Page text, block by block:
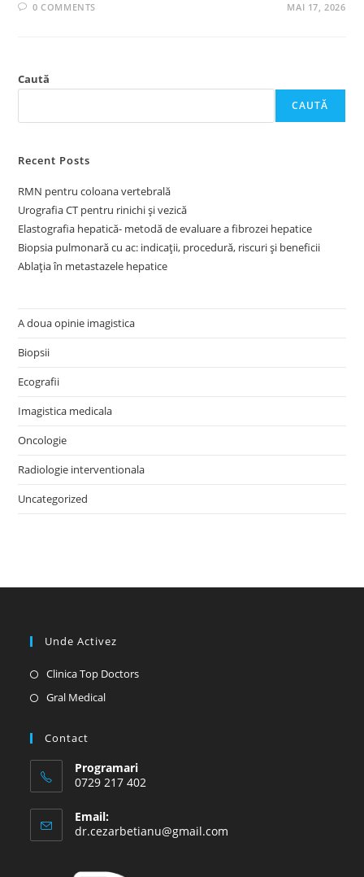
0 COMMENTS MAI 17, 2026
Caută
CAUTĂ
Recent Posts
RMN pentru coloana vertebrală
Urografia CT pentru rinichi și vezică
Elastografia hepatică- metodă de evaluare a fibrozei hepatice
Biopsia pulmonară cu ac: indicații, procedură, riscuri și beneficii
Ablația în metastazele hepatice
A doua opinie imagistica
Biopsii
Ecografii
Imagistica medicala
Oncologie
Radiologie interventionala
Uncategorized
Unde Activez
Clinica Top DoctorsOpens
Gral MedicalOpens
tab
Contact
Programari
0729 217 402
Email:
dr.cezarbetianu@gmail.com